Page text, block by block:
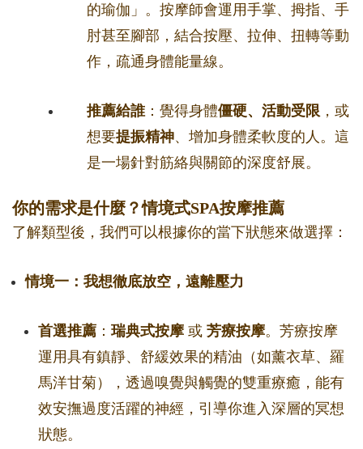
的瑜伽」。按摩師會運用手掌、拇指、手
肘甚至腳部，結合按壓、拉伸、扭轉等動
作，疏通身體能量線。
推薦給誰：覺得身體僵硬、活動受限 ，或
想要提振精神、增加身體柔軟度的人。這
是一場針對筋絡與關節的深度舒展。
你的需求是什麼？情境式SPA按摩推薦
了解類型後，我們可以根據你的當下狀態來做選擇：
情境一：我想徹底放空，遠離壓力
首選推薦 ： 瑞典式按摩或 芳療按摩。芳療按摩
運用具有鎮靜、舒緩效果的精油（如薰衣草、羅
馬洋甘菊），透過嗅覺與觸覺的雙重療癒，能有
效安撫過度活躍的神經，引導你進入深層的冥想
狀態。